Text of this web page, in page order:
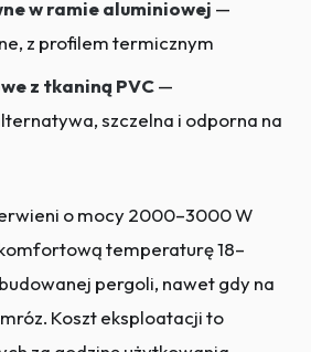
w ramie aluminiowej —
z profilem termicznym
z tkaniną PVC—
szczelna i odporna na
o mocy 2000–3000 W
temperaturę 18–
pergoli, nawet gdy na
Koszt eksploatacji to